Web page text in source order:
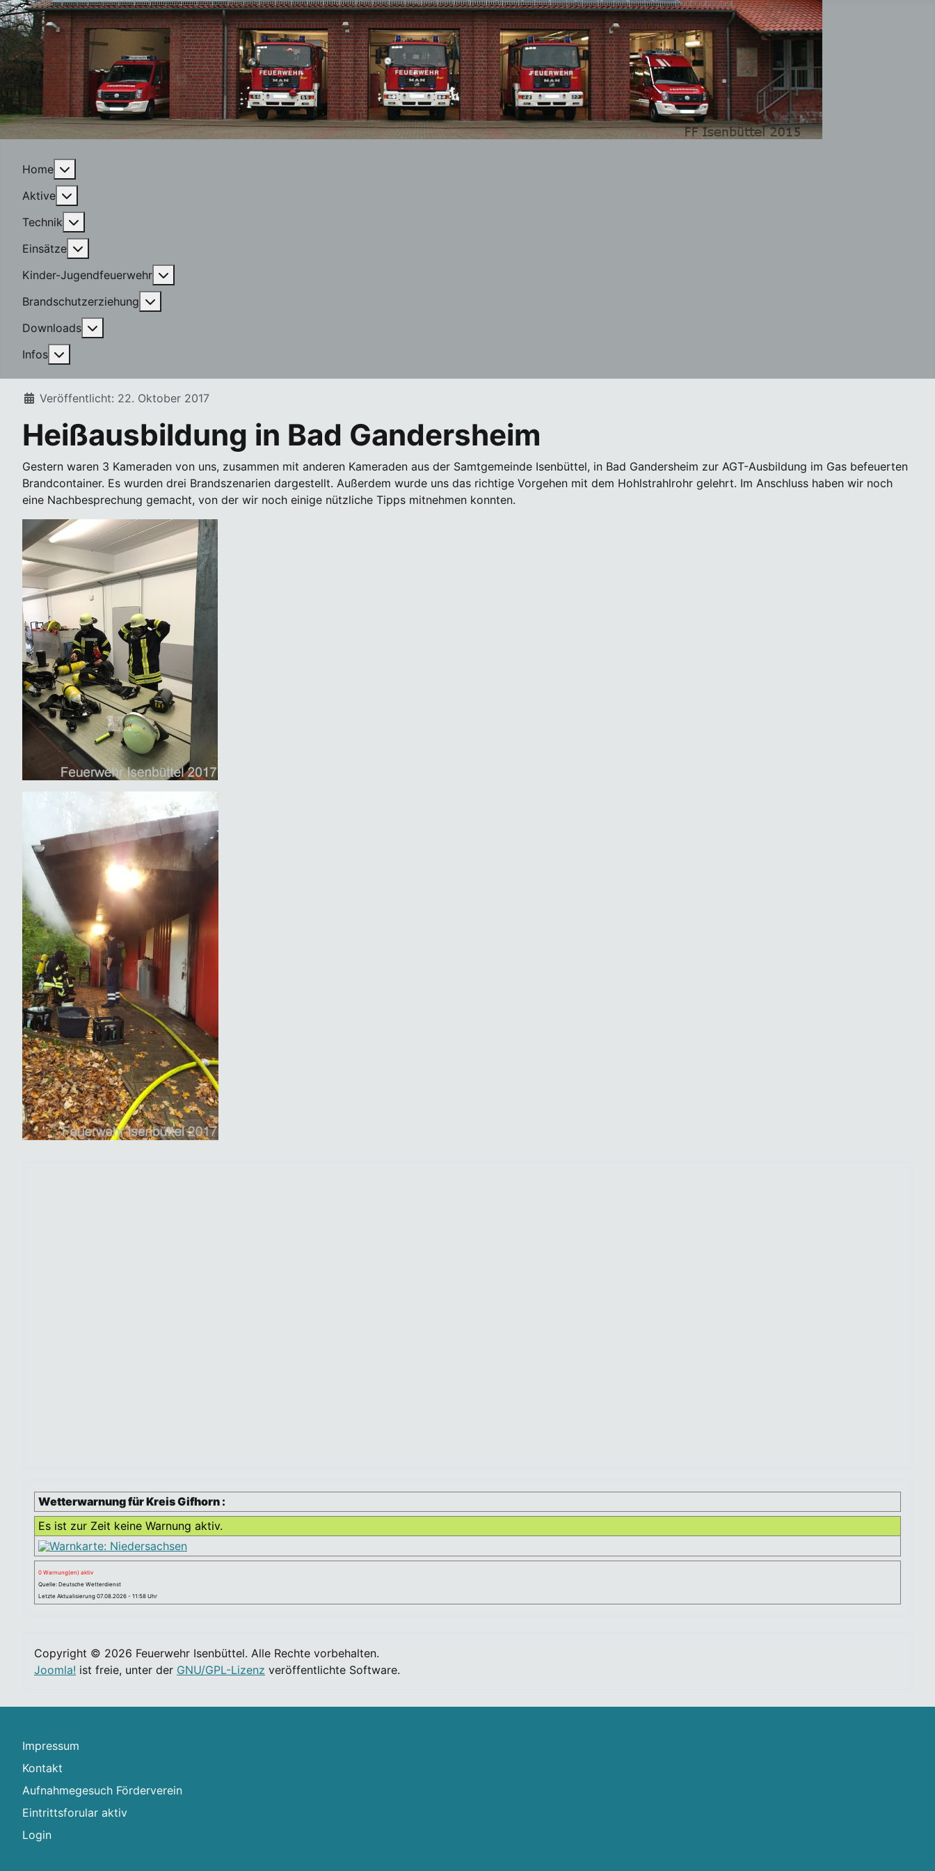
Home
Aktive
Technik
Einsätze
Kinder-Jugendfeuerwehr
Brandschutzerziehung
Downloads
Infos
Details
Veröffentlicht: 22. Oktober 2017
Heißausbildung in Bad Gandersheim
Gestern waren 3 Kameraden von uns, zusammen mit anderen Kameraden aus der Samtgemeinde Isenbüttel, in Bad Gandersheim zur AGT-Ausbildung im Gas befeuerten
Brandcontainer. Es wurden drei Brandszenarien dargestellt. Außerdem wurde uns das richtige Vorgehen mit dem Hohlstrahlrohr gelehrt. Im Anschluss haben wir noch
eine Nachbesprechung gemacht, von der wir noch einige nützliche Tipps mitnehmen konnten.
Wetterwarnung für Kreis Gifhorn :
Es ist zur Zeit keine Warnung aktiv.
0 Warnung(en) aktiv
Quelle: Deutsche Wetterdienst
Letzte Aktualisierung 07.08.2026 - 11:58 Uhr
Copyright © 2026 Feuerwehr Isenbüttel. Alle Rechte vorbehalten.
Joomla! ist freie, unter der GNU/GPL-Lizenz veröffentlichte Software.
Impressum
Kontakt
Aufnahmegesuch Förderverein
Eintrittsforular aktiv
Login